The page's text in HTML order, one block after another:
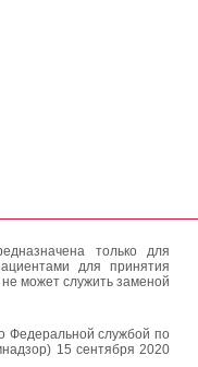
только для
для принятия
может служить заменой
Федеральной службой по
15 сентября 2020